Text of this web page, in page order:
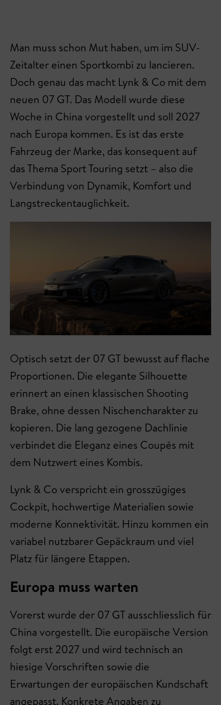
Man muss schon Mut haben, um im SUV-
Zeitalter einen Sportkombi zu lancieren.
Doch genau das macht Lynk & Co mit dem
neuen 07 GT. Das Modell wurde diese
Woche in China vorgestellt und soll 2027
nach Europa kommen. Es ist das erste
Fahrzeug der Marke, das konsequent auf
das Thema Sport Touring setzt – also die
Verbindung von Dynamik, Komfort und
Langstreckentauglichkeit.
Optisch setzt der 07 GT bewusst auf flache
Proportionen. Die elegante Silhouette
erinnert an einen klassischen Shooting
Brake, ohne dessen Nischencharakter zu
kopieren. Die lang gezogene Dachlinie
verbindet die Eleganz eines Coupés mit
dem Nutzwert eines Kombis.
Lynk & Co verspricht ein grosszügiges
Cockpit, hochwertige Materialien sowie
moderne Konnektivität. Hinzu kommen ein
variabel nutzbarer Gepäckraum und viel
Platz für längere Etappen.
Europa muss warten
Vorerst wurde der 07 GT ausschliesslich für
China vorgestellt. Die europäische Version
folgt erst 2027 und wird technisch an
hiesige Vorschriften sowie die
Erwartungen der europäischen Kundschaft
angepasst. Konkrete Angaben zu